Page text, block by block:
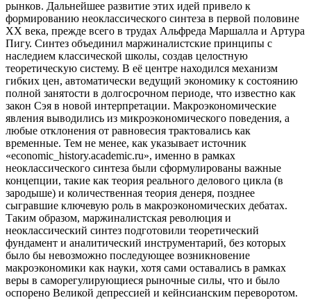
рынков. Дальнейшее развитие этих идей привело к
формированию неоклассического синтеза в первой половине
XX века, прежде всего в трудах Альфреда Маршалла и Артура
Пигу. Синтез объединил маржиналистские принципы с
наследием классической школы, создав целостную
теоретическую систему. В её центре находился механизм
гибких цен, автоматически ведущий экономику к состоянию
полной занятости в долгосрочном периоде, что известно как
закон Сэя в новой интерпретации. Макроэкономические
явления выводились из микроэкономического поведения, а
любые отклонения от равновесия трактовались как
временные. Тем не менее, как указывает источник
«economic_history.academic.ru», именно в рамках
неоклассического синтеза были сформулированы важные
концепции, такие как теория реального делового цикла (в
зародыше) и количественная теория денеря, позднее
сыгравшие ключевую роль в макроэкономических дебатах.
Таким образом, маржиналистская революция и
неоклассический синтез подготовили теоретический
фундамент и аналитический инструментарий, без которых
было бы невозможно последующее возникновение
макроэкономики как науки, хотя сами оставались в рамках
веры в саморегулирующиеся рыночные силы, что и было
оспорено Великой депрессией и кейнсианским переворотом.